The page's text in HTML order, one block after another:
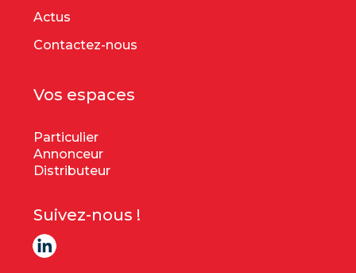
Actus
Contactez-nous
Vos espaces
Particulier
Annonceur
Distributeur
Suivez-nous !